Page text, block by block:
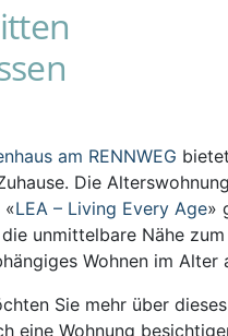
am RENNWEG
Die
«LEA – Living Every Age»
unmittelbare Nähe
Wohnen im Alter
Sie mehr über
eine Wohnung